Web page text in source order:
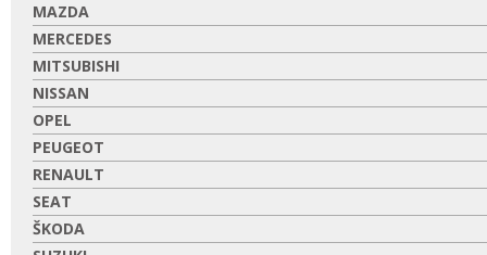
MAZDA
MERCEDES
MITSUBISHI
NISSAN
OPEL
PEUGEOT
RENAULT
SEAT
ŠKODA